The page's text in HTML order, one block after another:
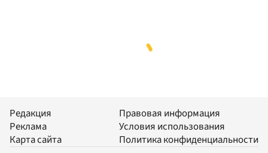
Редакция
Реклама
Карта сайта
Правовая информация
Условия использования
Политика конфиденциальности